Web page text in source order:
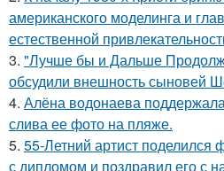
американского моделинга и
естественной
3. "Лучше бы и Дальше
обсудили внешность сыновей
4. Алёна водонаева
слива ее фото на пляже.
5. 55-Летний артист поделился
с дипломом и поздравил его с